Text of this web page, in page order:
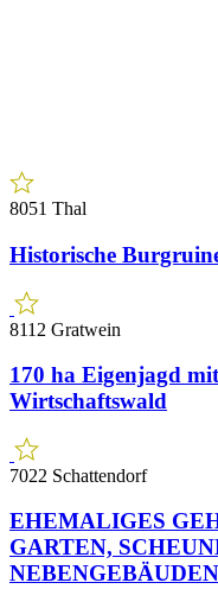
8051 Thal
Historische
8112 Gratwein
170 ha Eigenjagd
Wirtschaftswald
7022 Schattendorf
EHEMALIGES
GARTEN,